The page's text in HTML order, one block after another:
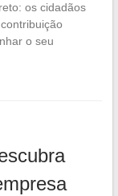
os cidadãos
o seu